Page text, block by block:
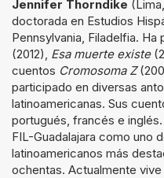
Jennifer Thorndike
doctorada en Estudios
Pennsylvania, Filadelfia. Ha
(2012), Esa muerte existe
cuentos Cromosoma Z
participado en diversas
latinoamericanas. Sus
portugués, francés e
FIL-Guadalajara como uno
latinoamericanos más
ochentas. Actualmente